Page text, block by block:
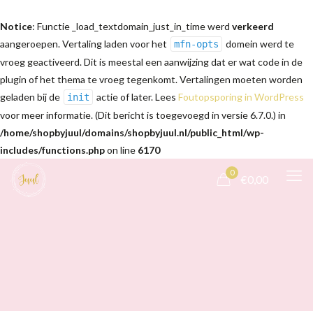
Notice: Functie _load_textdomain_just_in_time werd verkeerd
aangeroepen. Vertaling laden voor het
mfn-opts
domein werd te
vroeg geactiveerd. Dit is meestal een aanwijzing dat er wat code in de
plugin of het thema te vroeg tegenkomt. Vertalingen moeten worden
geladen bij de
init actie of later. Lees Foutopsporing in WordPress
voor meer informatie. (Dit bericht is toegevoegd in versie 6.7.0.) in
/home/shopbyjuul/domains/shopbyjuul.nl/public_html/wp-
includes/functions.phpon line 6170
0
€0,00